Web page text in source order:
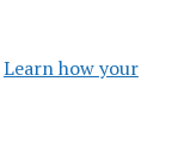
Learn how your